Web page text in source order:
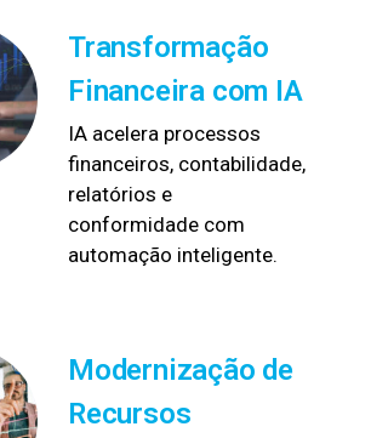
Transformação
Financeira com IA
IA acelera processos
financeiros, contabilidade,
relatórios e
conformidade com
automação inteligente.
Modernização de
Recursos